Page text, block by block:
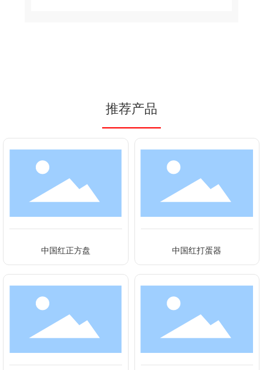
推荐产品
中国红正方盘 中国红打蛋器